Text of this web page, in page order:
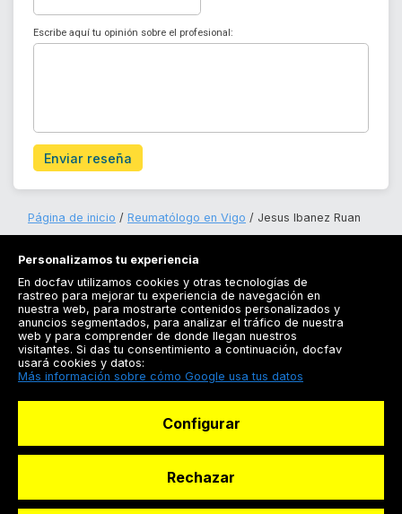
Escribe aquí tu opinión sobre el profesional:
Enviar reseña
Página de inicio Reumatólogo en Vigo Jesus Ibanez Ruan
Registrarse
Docfav
Personalizamos tu experiencia
En docfav utilizamos cookies y otras tecnologías de
rastreo para mejorar tu experiencia de navegación en
nuestra web, para mostrarte contenidos personalizados y
anuncios segmentados, para analizar el tráfico de nuestra
web y para comprender de donde llegan nuestros
visitantes. Si das tu consentimiento a continuación, docfav
usará cookies y datos:
Más información sobre cómo Google usa tus datos
Configurar
Rechazar